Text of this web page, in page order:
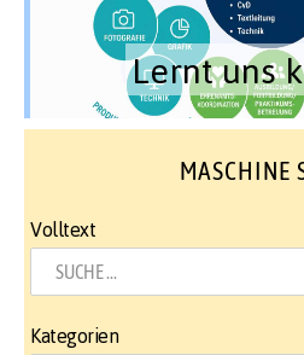
Lernt uns
MASCHINE
Volltext
Kategorien